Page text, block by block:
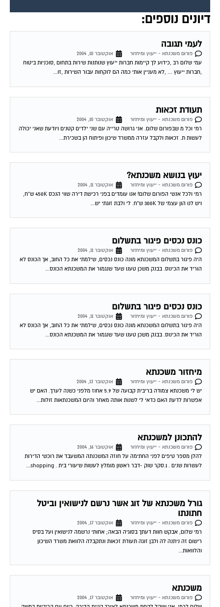
דיונים נוספים:
לעמי תגובה
פורום משכנתא - ייעוץ ומיחזור
עמי שלום רב ,כידוע לך קיימות חברות ייעוץ שנותנות שירות בתחום ,סוכניות ביטוח
,חברות ייעוץ … ,לא מעניין אותי כמה הם לוקחות עבור השירות ,זו...
תעודת זכאות
פורום משכנתא - ייעוץ ומיחזור
רמי וכל מ שבפורום שלום. אני גרושה טרייה עם שני ילדים קטנים ויודעת שאני יכולה
לעשות ת. זכאות ולקבל עזרה ממשרד שיכון ופיתוח הן בשכירת...
יעוץ בנושא משכנתא?
פורום משכנתא - ייעוץ ומיחזור
ויש לנו הון עצמי של 300K ש"ח. לי ולבת זוגתי יש...
כונס נכסים פיגור בתשלום
פורום משכנתא - ייעוץ ומיחזור
אוקטובר 11, 2004
היה פיגור בתשלום המשכנתא מונה כונס נכסים, שילמתי את כל החוב, אך הכונס לא
הוריד את הכינוס. בבנק משכן טענו שעד שנגמור את המשכנתא הכונס...
כונס נכסים פיגור בתשלום
פורום משכנתא - ייעוץ ומיחזור
אוקטובר 11, 2004
היה פיגור בתשלום המשכנתא מונה כונס נכסים, שילמתי את כל החוב, אך הכונס לא
הוריד את הכינוס. בבנק משכן טענו שעד שנגמור את המשכנתא הכונס...
מיחזור משכנתא
פורום משכנתא - ייעוץ ומיחזור
יש לי משכנתא צמודה בריבית קבועה של 5.9 אחוז מלפני כשנה לערך. האם יש
אפשרות לדעת האם כדאי לי לשנות אותה מאחר והיום המשכנתאות זולות...
להתכונן למשכנתא
פורום משכנתא - ייעוץ ומיחזור
להלן מספר טיפים לפני החתימה על חוזה המשכנתה המשעבד את רוכשי הדירות
לעשרות שנים . 1.סקר שוק -דבר ראשון מומלץ לעשות שיעורי בית . shopping...
גורל משכנתא של זוג אשר נרשם לנישואין וביטל
חתונתו
פורום משכנתא - ייעוץ ומיחזור
רמי שלום, אבקש חוות דעתך בסוגיה הבאה; אחותי נרשמה לנישואין ועל בסיס
רישום זה ניתנה לה ולבן זוגה תעודת זכאות ונתקבלה הלוואת משרד השיכון
והלוואות...
משכנתא
פורום משכנתא - ייעוץ ומיחזור
שלום לרמי. אני שוקל לקחת משכנתא לצורך קניית הדירה. כיום עם הריביות במשק
שיחסית אינן גבוהות איני בטוח איזה סוג של משכנתא לקחת. ידוע לי...